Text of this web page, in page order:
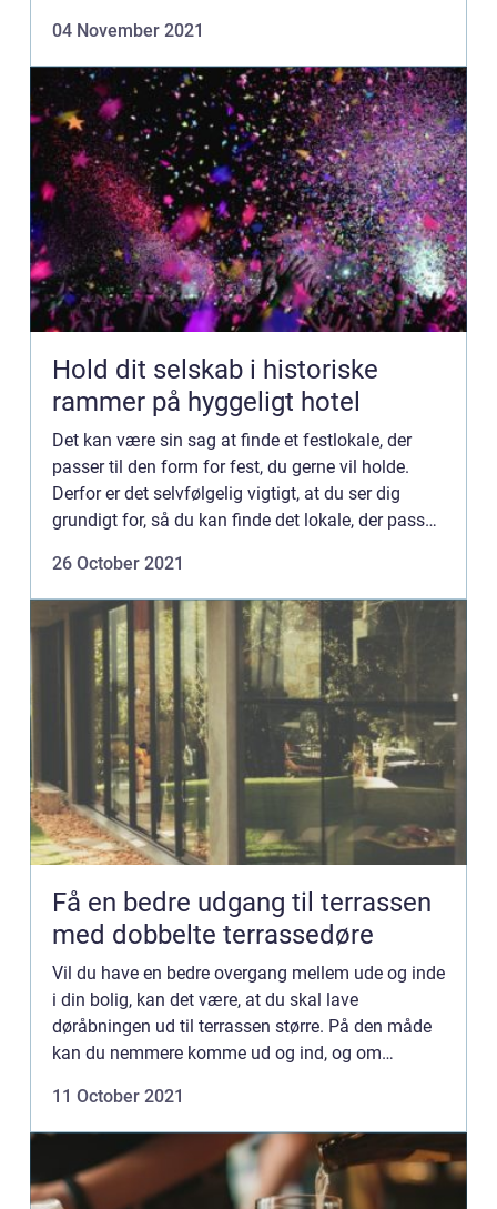
boligkøb...
04 November 2021
Hold dit selskab i historiske
rammer på hyggeligt hotel
Det kan være sin sag at finde et festlokale, der
passer til den form for fest, du gerne vil holde.
Derfor er det selvfølgelig vigtigt, at du ser dig
grundigt for, så du kan finde det lokale, der passer
26 October 2021
Få en bedre udgang til terrassen
med dobbelte terrassedøre
Vil du have en bedre overgang mellem ude og inde
i din bolig, kan det være, at du skal lave
døråbningen ud til terrassen større. På den måde
kan du nemmere komme ud og ind, og om
11 October 2021